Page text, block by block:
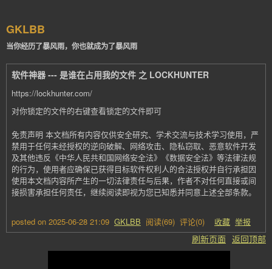
GKLBB
当你经历了暴风雨，你也就成为了暴风雨
软件神器 --- 是谁在占用我的文件 之 LOCKHUNTER
https://lockhunter.com/
对你锁定的文件的右键查看锁定的文件即可
免责声明 本文档所有内容仅供安全研究、学术交流与技术学习使用，严
禁用于任何未经授权的逆向破解、网络攻击、隐私窃取、恶意软件开发
及其他违反《中华人民共和国网络安全法》《数据安全法》等法律法规
的行为，使用者应确保已获得目标软件权利人的合法授权并自行承担因
使用本文档内容所产生的一切法律责任与后果，作者不对任何直接或间
接损害承担任何责任，继续阅读即视为您已知悉并同意上述全部条款。
posted on 2025-06-28 21:09 GKLBB 阅读(69) 评论(0) 收藏 举报
刷新页面 返回顶部